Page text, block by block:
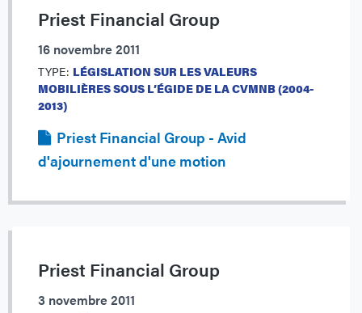
Priest Financial Group
16 novembre 2011
TYPE: LÉGISLATION SUR LES VALEURS
MOBILIÈRES SOUS L’ÉGIDE DE LA CVMNB (2004-
2013)
Priest Financial Group - Avid
d'ajournement d'une motion
Priest Financial Group
3 novembre 2011